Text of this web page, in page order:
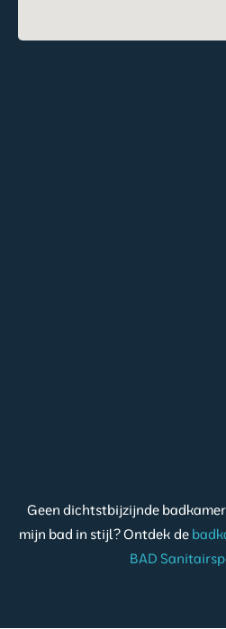
Geen dichtstbijzijnde
mijn bad in stijl? Ontdek de
BAD